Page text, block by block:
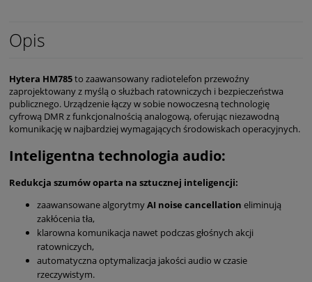
Opis
Hytera HM785to zaawansowany radiotelefon przewoźny
zaprojektowany z myślą o służbach ratowniczych i bezpieczeństwa
publicznego. Urządzenie łączy w sobie nowoczesną technologię
cyfrową DMR z funkcjonalnością analogową, oferując niezawodną
komunikację w najbardziej wymagających środowiskach operacyjnych.
Inteligentna technologia audio:
Redukcja szumów oparta na sztucznej inteligencji:
zaawansowane algorytmyAI noise cancellation eliminują
zakłócenia tła,
klarowna komunikacja nawet podczas głośnych akcji
ratowniczych,
automatyczna optymalizacja jakości audio w czasie
rzeczywistym.